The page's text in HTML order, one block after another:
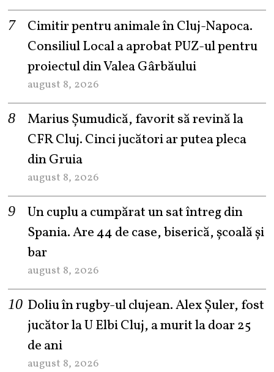
Cimitir pentru animale în Cluj-Napoca.
Consiliul Local a aprobat PUZ-ul pentru
proiectul din Valea Gârbăului
august 8, 2026
Marius Șumudică, favorit să revină la
CFR Cluj. Cinci jucători ar putea pleca
din Gruia
august 8, 2026
Un cuplu a cumpărat un sat întreg din
Spania. Are 44 de case, biserică, școală și
bar
august 8, 2026
Doliu în rugby-ul clujean. Alex Șuler, fost
jucător la U Elbi Cluj, a murit la doar 25
de ani
august 8, 2026